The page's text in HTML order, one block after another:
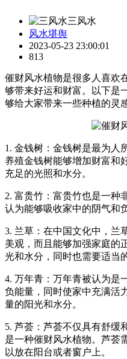
三风水
风水堪舆
2023-05-23 23:00:01
813
催财风水植物是很多人喜欢
够带来好运和财富。以下是
够给大家带来一些种植的灵感
1. 金钱树：金钱树是最为人
养殖金钱树能够增加财富和
充足的光照和水分。
2. 富贵竹：富贵竹也是一种
认为能够吸收家中的阴气和
3. 兰草：在中国文化中，兰
美观，而且能够加强家庭的
光和水分，同时也需要适当
4. 万年青：万年青被认为是
负能量，同时使家中充满活
量的阳光和水分。
5. 芦荟：芦荟不仅具有舒缓
是一种催财风水植物。芦荟
以放在阳台或者窗户上。